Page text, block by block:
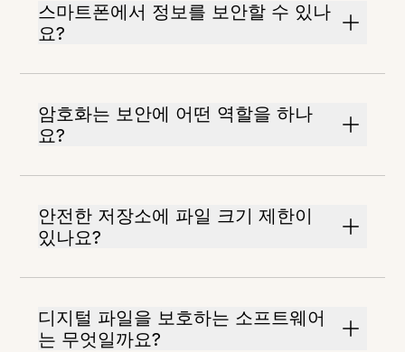
스마트폰에서 정보를 보안할 수 있나
요?
암호화는 보안에 어떤 역할을 하나
요?
안전한 저장소에 파일 크기 제한이
있나요?
디지털 파일을 보호하는 소프트웨어
는 무엇일까요?